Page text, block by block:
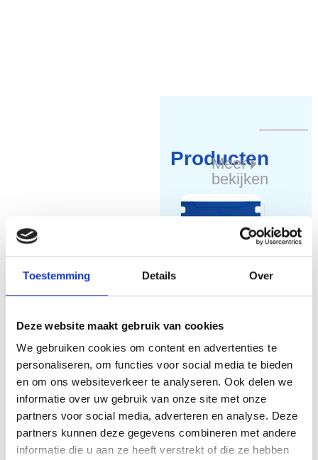
Toestemming Details Over
Deze website maakt gebruik van cookies
We gebruiken cookies om content en advertenties te
personaliseren, om functies voor social media te bieden
en om ons websiteverkeer te analyseren. Ook delen we
informatie over uw gebruik van onze site met onze
partners voor social media, adverteren en analyse. Deze
partners kunnen deze gegevens combineren met andere
informatie die u aan ze heeft verstrekt of die ze hebben
Producten
Meer
bekijken
t type
Round